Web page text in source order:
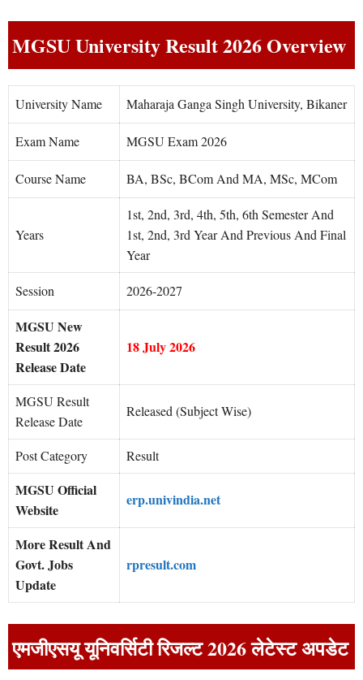
MGSU University Result 2026 Overview
University Name Maharaja Ganga Singh University, Bikaner
Exam Name MGSU Exam 2026
Course Name BA, BSc, BCom And MA, MSc, MCom
Years
1st, 2nd, 3rd, 4th, 5th, 6th Semester And
1st, 2nd, 3rd Year And Previous And Final
Year
Session 2026-2027
MGSU New
Result 2026
Release Date
18 July 2026
MGSU Result
Release Date
Released (Subject Wise)
Post Category Result
MGSU Official
Website
erp.univindia.net
More Result And
Govt. Jobs
Update
rpresult.com
एमजीएसयू यूनिवर्सिटी रिजल्ट 2026 लेटेस्ट अपडेट